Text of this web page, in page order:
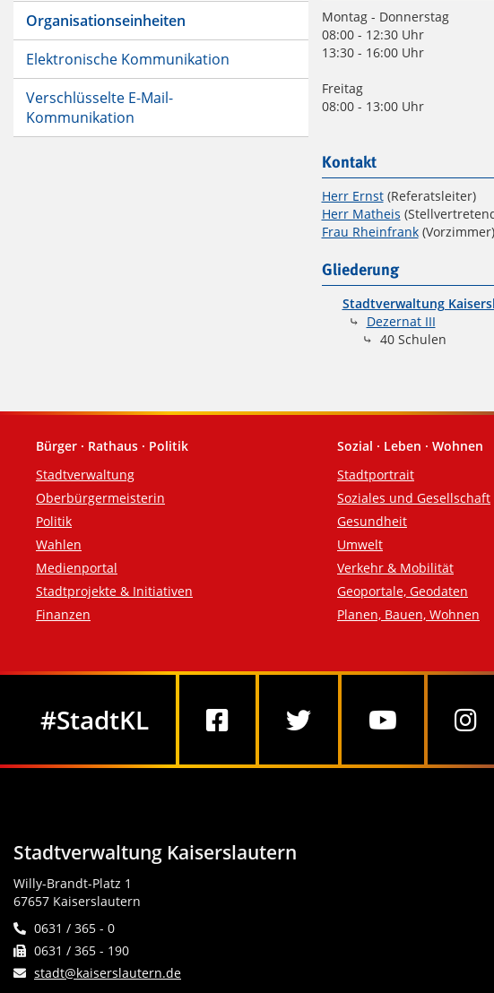
Organisationseinheiten
Elektronische Kommunikation
Verschlüsselte E-Mail-
Kommunikation
Montag - Donnerstag
08:00 - 12:30 Uhr
13:30 - 16:00 Uhr
Freitag
08:00 - 13:00 Uhr
Kontakt
Herr Ernst(Referatsleiter)
Herr Matheis
Frau Rheinfrank(Vorzimmer)
Gliederung
Stadtverwaltung
Dezernat III
40 Schulen
Fußzeile
Bürger · Rathaus · Politik
Stadtverwaltung
Oberbürgermeisterin
Politik
Wahlen
Medienportal
Stadtprojekte & Initiativen
Finanzen
Sozial · Leben · Wohnen
Stadtportrait
Soziales und Gesellschaft
Gesundheit
Umwelt
Verkehr & Mobilität
Geoportale, Geodaten
Planen, Bauen, Wohnen
#StadtKL
Stadtverwaltung Kaiserslautern
Willy-Brandt-Platz 1
67657 Kaiserslautern
0631 / 365 - 0
0631 / 365 - 190
stadt@kaiserslautern.de